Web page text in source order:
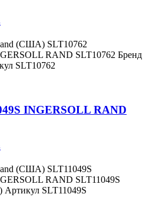
(США) SLT10762
RAND SLT10762 Бренд
SLT10762
INGERSOLL RAND
(США) SLT11049S
RAND SLT11049S
SLT11049S